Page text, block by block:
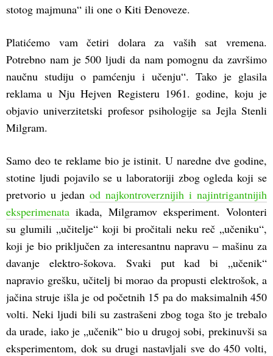
stotog majmuna“ ili one o Kiti Đenoveze.
Platićemo vam četiri dolara za vaših sat vremena.
Potrebno nam je 500 ljudi da nam pomognu da završimo
naučnu studiju o pamćenju i učenju“. Tako je glasila
reklama u Nju Hejven Registeru 1961. godine, koju je
objavio univerzitetski profesor psihologije sa Jejla Stenli
Milgram.
Samo deo te reklame bio je istinit. U naredne dve godine,
stotine ljudi pojavilo se u laboratoriji zbog ogleda koji se
pretvorio u jedan od najkontroverznijih i najintrigantnijih
eksperimenata ikada, Milgramov eksperiment. Volonteri
su glumili „učitelje“ koji bi pročitali neku reč „učeniku“,
koji je bio priključen za interesantnu napravu – mašinu za
davanje elektro-šokova. Svaki put kad bi „učenik“
napravio grešku, učitelj bi morao da propusti elektrošok, a
jačina struje išla je od početnih 15 pa do maksimalnih 450
volti. Neki ljudi bili su zastrašeni zbog toga što je trebalo
da urade, iako je „učenik“ bio u drugoj sobi, prekinuvši sa
eksperimentom, dok su drugi nastavljali sve do 450 volti,